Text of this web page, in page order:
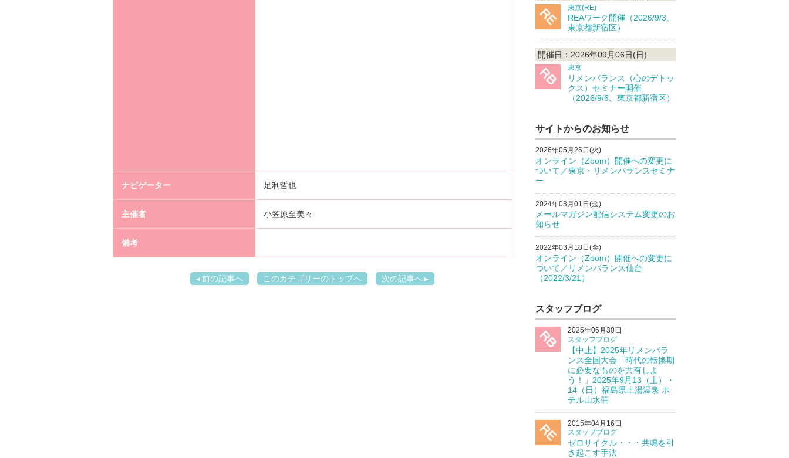
ナビゲーター 足利哲也
主催者 小笠原至美々
備考
前の記事へ このカテゴリーのトップへ 次の記事へ
東京(RE)
REAワーク開催（2026/9/3、
東京都新宿区）
開催日：2026年09月06日(日)
東京
リメンバランス（心のデトッ
クス）セミナー開催
（2026/9/6、東京都新宿区）
サイトからのお知らせ
2026年05月26日(火)
オンライン（Zoom）開催への変更に
ついて／東京・リメンバランスセミナ
ー
2024年03月01日(金)
メールマガジン配信システム変更のお
知らせ
2022年03月18日(金)
オンライン（Zoom）開催への変更に
ついて／リメンバランス仙台
（2022/3/21）
スタッフブログ
2025年06月30日
スタッフブログ
【中止】2025年リメンバラ
ンス全国大会「時代の転換期
に必要なものを共有しよ
う！」2025年9月13（土）・
14（日）福島県土湯温泉 ホ
テル山水荘
2015年04月16日
スタッフブログ
ゼロサイクル・・・共鳴を引
き起こす手法